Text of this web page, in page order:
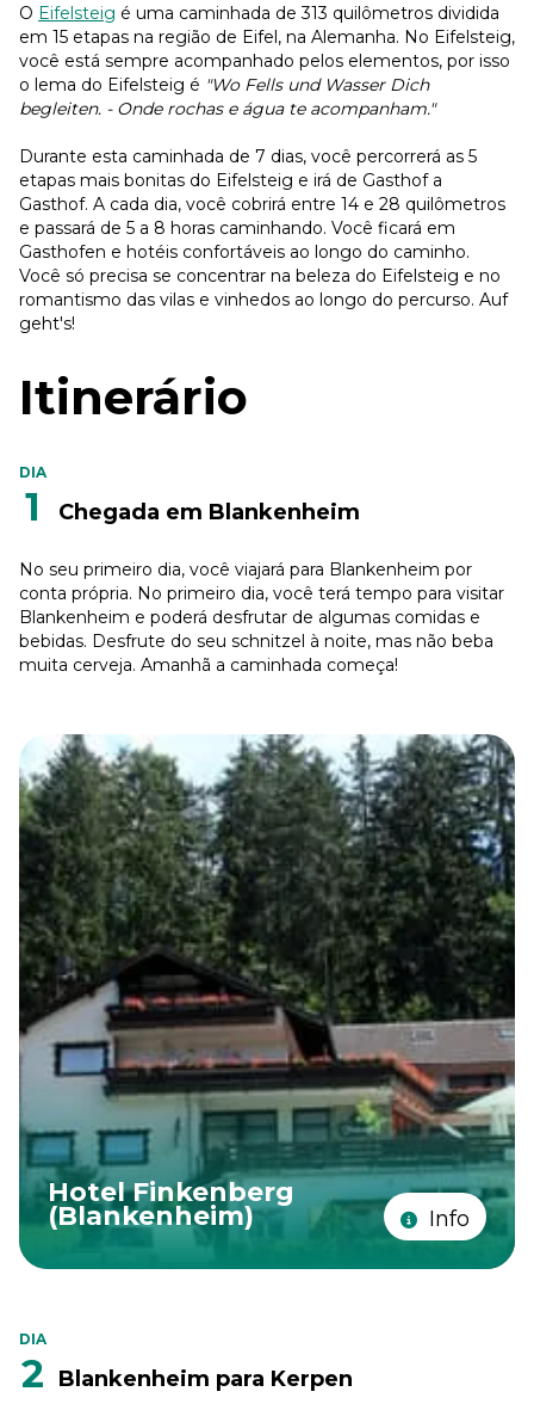
O Eifelsteig é uma caminhada de 313 quilômetros dividida
em 15 etapas na região de Eifel, na Alemanha. No Eifelsteig,
você está sempre acompanhado pelos elementos, por isso
o lema do Eifelsteig é "Wo Fells und Wasser Dich
begleiten. - Onde rochas e água te acompanham."
Durante esta caminhada de 7 dias, você percorrerá as 5
etapas mais bonitas do Eifelsteig e irá de Gasthof a
Gasthof. A cada dia, você cobrirá entre 14 e 28 quilômetros
e passará de 5 a 8 horas caminhando. Você ficará em
Gasthofen e hotéis confortáveis ao longo do caminho.
Você só precisa se concentrar na beleza do Eifelsteig e no
romantismo das vilas e vinhedos ao longo do percurso. Auf
geht's!
Itinerário
DIA
1 Chegada em Blankenheim
No seu primeiro dia, você viajará para Blankenheim por
conta própria. No primeiro dia, você terá tempo para visitar
Blankenheim e poderá desfrutar de algumas comidas e
bebidas. Desfrute do seu schnitzel à noite, mas não beba
muita cerveja. Amanhã a caminhada começa!
Hotel Finkenberg
(Blankenheim) Info
DIA
2 Blankenheim para Kerpen